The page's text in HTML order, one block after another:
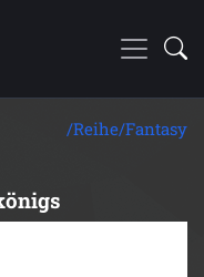
/Reihe/Fantasy